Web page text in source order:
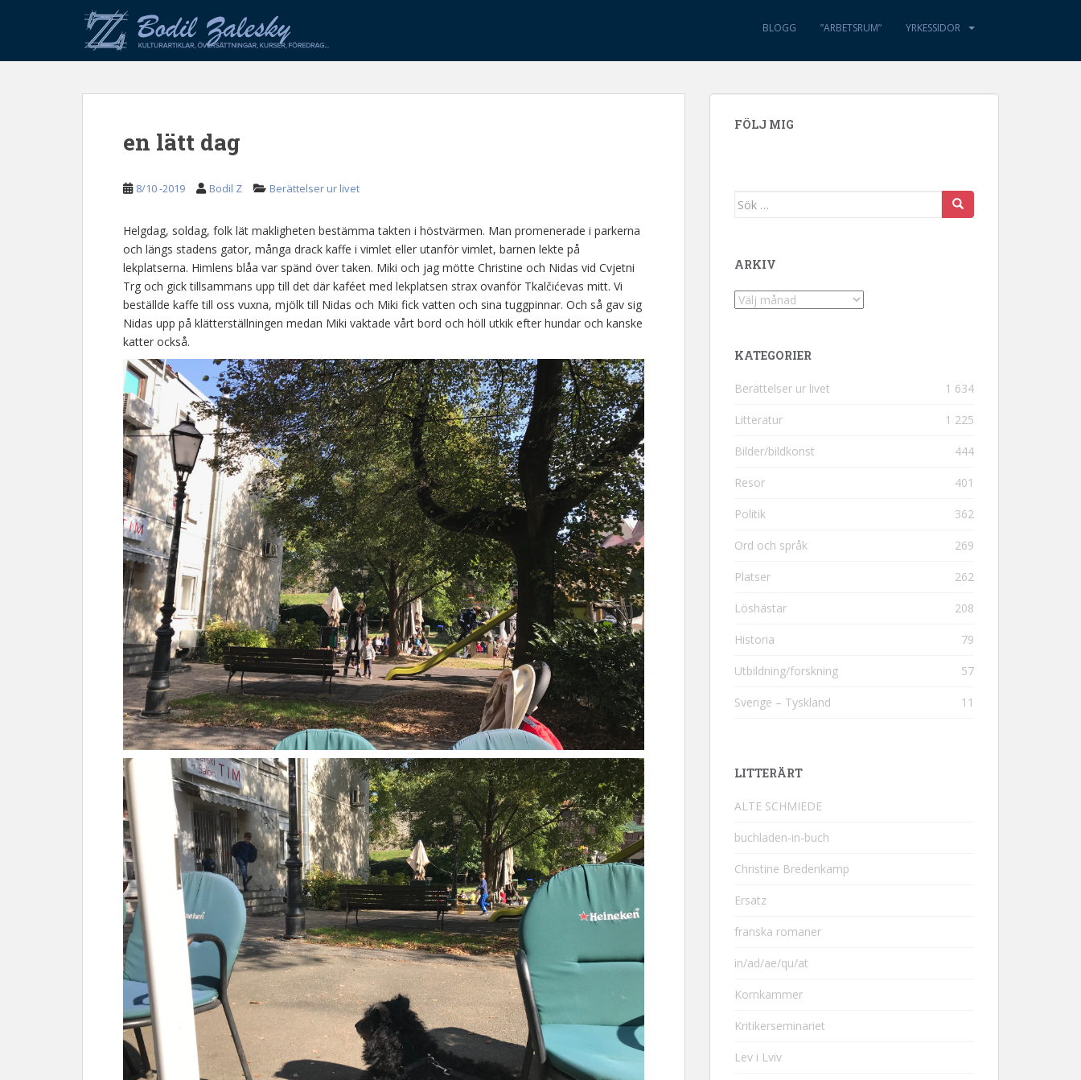
p
BLOGG ”ARBETSRUM” YRKESSIDOR
en lätt dag
8/10 -2019 Bodil Z Berättelser ur livet
Helgdag, soldag, folk lät makligheten bestämma takten i höstvärmen. Man promenerade i parkerna
och längs stadens gator, många drack kaffe i vimlet eller utanför vimlet, barnen lekte på
lekplatserna. Himlens blåa var spänd över taken. Miki och jag mötte Christine och Nidas vid Cvjetni
Trg och gick tillsammans upp till det där kaféet med lekplatsen strax ovanför Tkalčićevas mitt. Vi
beställde kaffe till oss vuxna, mjölk till Nidas och Miki fick vatten och sina tuggpinnar. Och så gav sig
Nidas upp på klätterställningen medan Miki vaktade vårt bord och höll utkik efter hundar och kanske
katter också.
FÖLJ MIG
Sök efter:
ARKIV
Arkiv
KATEGORIER
Berättelser ur livet 1 634
Litteratur 1 225
Bilder/bildkonst 444
Resor 401
Politik 362
Ord och språk 269
Platser 262
Löshästar 208
Historia 79
Utbildning/forskning 57
Sverige – Tyskland 11
LITTERÄRT
ALTE SCHMIEDE
buchladen-in-buch
Christine Bredenkamp
Ersatz
franska romaner
in/ad/ae/qu/at
Kornkammer
Kritikerseminariet
Lev i Lviv